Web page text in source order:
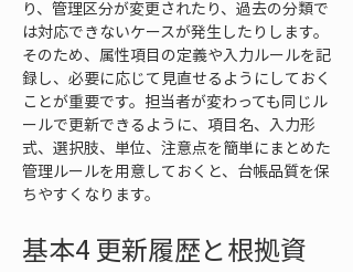
り、管理区分が変更されたり、過去の分類で
は対応できないケースが発生したりします。
そのため、属性項目の定義や入力ルールを記
録し、必要に応じて見直せるようにしておく
ことが重要です。担当者が変わっても同じル
ールで更新できるように、項目名、入力形
式、選択肢、単位、注意点を簡単にまとめた
管理ルールを用意しておくと、台帳品質を保
ちやすくなります。
基本4 更新履歴と根拠資